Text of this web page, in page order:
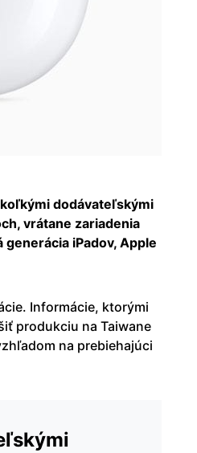
dodávateľskými
vrátane zariadenia
generácia iPadov, Apple
Informácie, ktorými
produkciu na Taiwane
na prebiehajúci